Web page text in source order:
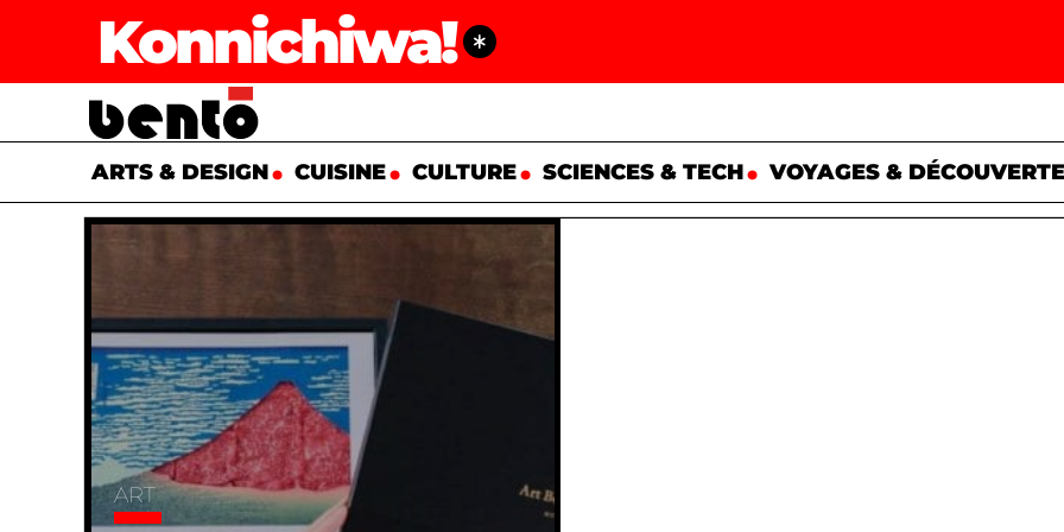
Konnichiwa!
ARTS & DESIGN CUISINE CULTURE SCIENCES & TECH VOYAGES &
ART